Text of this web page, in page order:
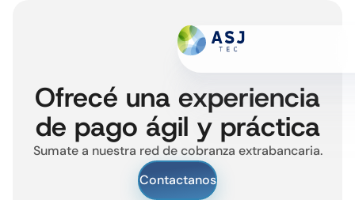
Botón de pago
Red de cobranza
Soluciones digitales
Quiénes somos
Ofrecé una experiencia
de pago ágil y práctica
Sumate a nuestra red de cobranza extrabancaria.
Contactanos